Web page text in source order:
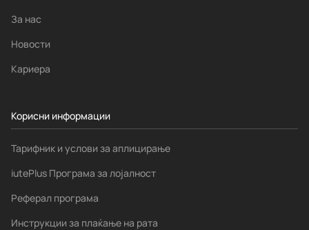
За нас
Новости
Кариера
Корисни информации
Тарифник и услови за аплицирање
iutePlus Програма за лојалност
Реферал програма
Инструкции за плаќање на рата